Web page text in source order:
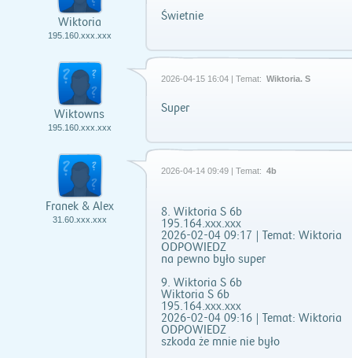
Wiktoria
195.160.xxx.xxx
Świetnie
Wiktowns
195.160.xxx.xxx
2026-04-15 16:04 | Temat: Wiktoria. S
Super
Franek & Alex
31.60.xxx.xxx
2026-04-14 09:49 | Temat: 4b
8. Wiktoria S 6b
195.164.xxx.xxx
2026-02-04 09:17 | Temat: Wiktoria
ODPOWIEDZ
na pewno było super
9. Wiktoria S 6b
Wiktoria S 6b
195.164.xxx.xxx
2026-02-04 09:16 | Temat: Wiktoria
ODPOWIEDZ
szkoda że mnie nie było